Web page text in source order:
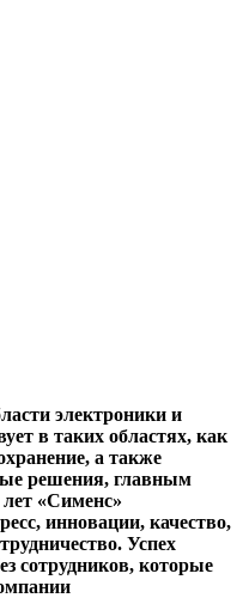
электроники и
в таких областях, как
а также
решения, главным
лет «Сименс»
инновации, качество,
Успех
сотрудников, которые